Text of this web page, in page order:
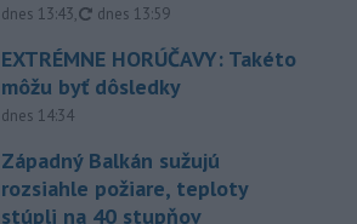
dnes 13:43, aktualizované
dnes 13:59
EXTRÉMNE HORÚČAVY: Takéto
môžu byť dôsledky
dnes 14:34
Západný Balkán sužujú
rozsiahle požiare, teploty
stúpli na 40 stupňov